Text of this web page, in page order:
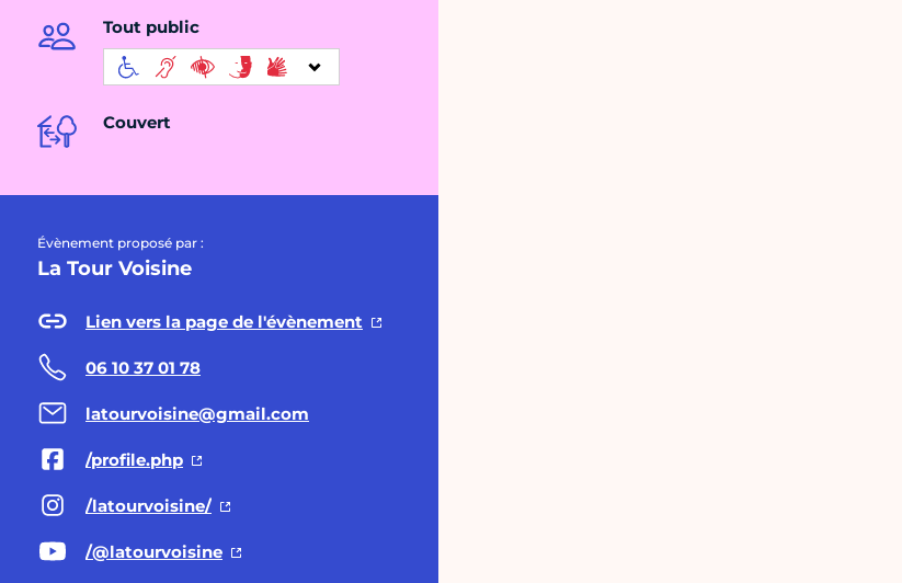
Tout public
Couvert
Évènement proposé par :
La Tour Voisine
Lien vers la page de l'évènement
06 10 37 01 78
latourvoisine@gmail.com
/profile.php
/latourvoisine/
/@latourvoisine